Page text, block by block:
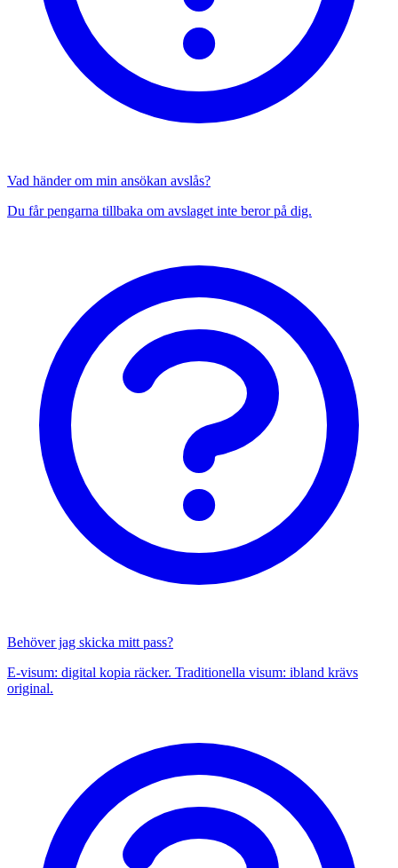
Vad händer om min ansökan avslås?
Du får pengarna tillbaka om avslaget inte beror på dig.
Behöver jag skicka mitt pass?
E-visum: digital kopia räcker. Traditionella visum: ibland krävs
original.